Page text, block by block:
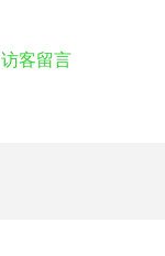
访客留言